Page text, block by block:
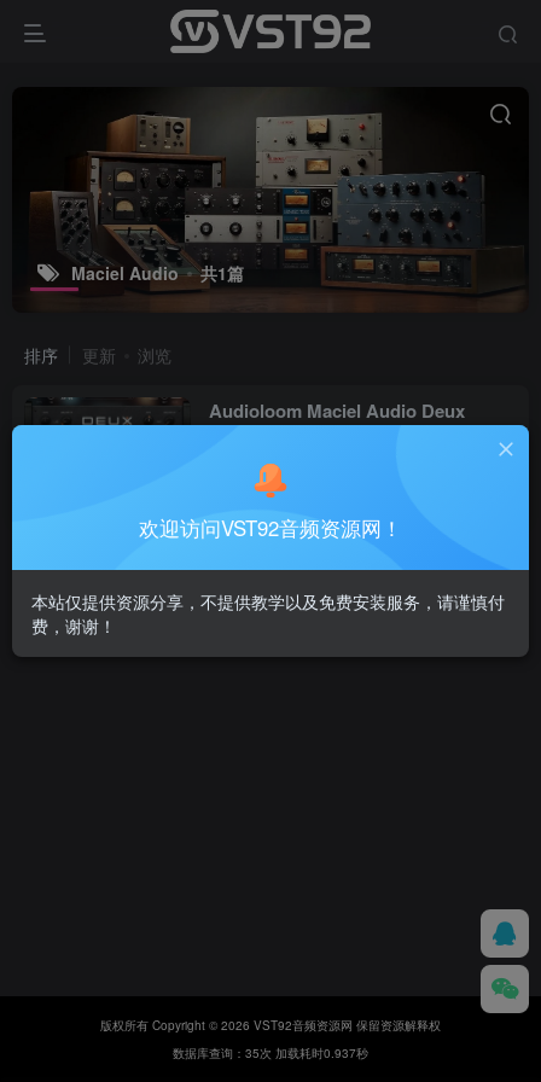
Maciel Audio 共1篇
排序 更新 浏览
Audioloom Maciel Audio Deux
VST插件
38天前
版权所有 Copyright © 2026 VST92音频资源网 保留资源解释权
数据库查询：35次 加载耗时0.937秒
欢迎访问VST92音频资源网！
本站仅提供资源分享，不提供教学以及免费安装服务，请谨慎付
费，谢谢！